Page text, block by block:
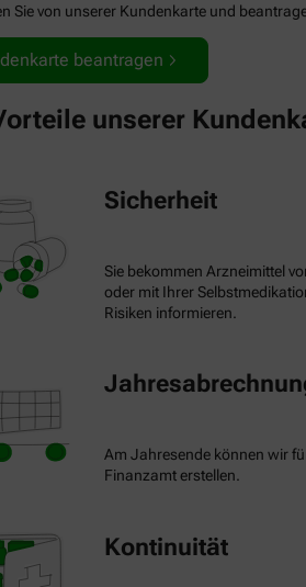
Sie von unserer Kundenkarte und
beantragen
unserer
Sicherheit
Sie bekommen Arzneimittel
oder mit Ihrer
Risiken informieren.
Am Jahresende können wir
Finanzamt erstellen.
Kontinuität